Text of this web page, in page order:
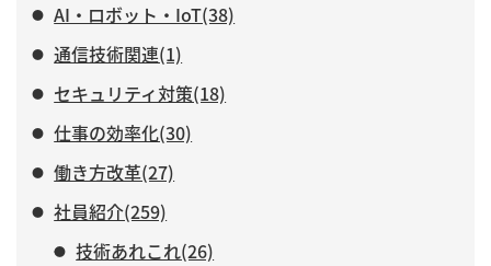
AI・ロボット・IoT(38)
通信技術関連(1)
セキュリティ対策(18)
仕事の効率化(30)
働き方改革(27)
社員紹介(259)
技術あれこれ(26)